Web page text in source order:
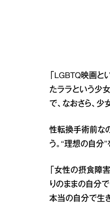
「LGBTQ映画
たララという少
で、なおさら、
性転換手術前な
う。“理想の自分
「女性の摂食障
りのままの自分
本当の自分で生